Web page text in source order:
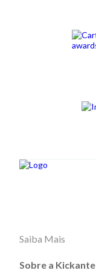
Saiba Mais
Sobre a Kickante